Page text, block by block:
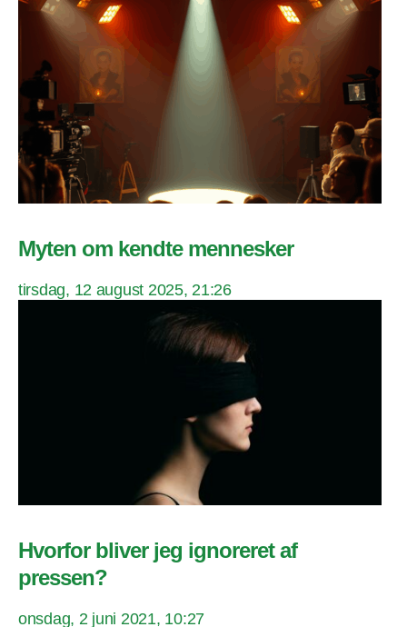
Myten om kendte mennesker
tirsdag, 12 august 2025, 21:26
Hvorfor bliver jeg ignoreret af
pressen?
onsdag, 2 juni 2021, 10:27